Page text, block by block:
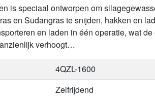
is speciaal ontworpen om
en Sudangras te snijden, hakken en
en laden in één operatie, wat
verhoogt…
4QZL-1600
Zelfrijdend